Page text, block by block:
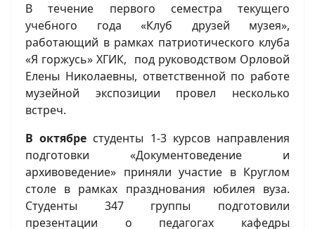
В течение первого семестра текущего
учебного года «Клуб друзей музея»,
работающий в рамках патриотического клуба
«Я горжусь» ХГИК, под руководством Орловой
Елены Николаевны, ответственной по работе
музейной экспозиции провел несколько
встреч.
В октябре студенты 1-3 курсов направления
подготовки «Документоведение и
архивоведение» приняли участие в Круглом
столе в рамках празднования юбилея вуза.
Студенты 347 группы подготовили
презентации о педагогах кафедры